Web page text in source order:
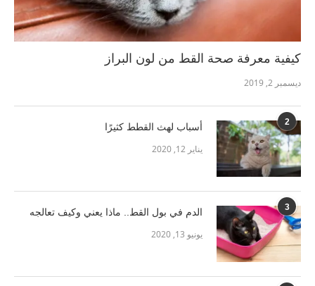
كيفية معرفة صحة القط من لون البراز
ديسمبر 2, 2019
2 أسباب لهث القطط كثيرًا
يناير 12, 2020
3 الدم في بول القط.. ماذا يعني وكيف تعالجه
يونيو 13, 2020